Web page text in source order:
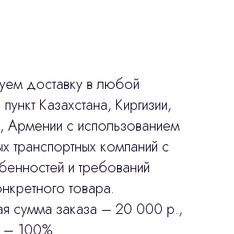
доставку в любой
Казахстана, Киргизии,
Армении с использованием
транспортных компаний с
и требований
товара.
сумма заказа – 20 000 р.,
– 100%